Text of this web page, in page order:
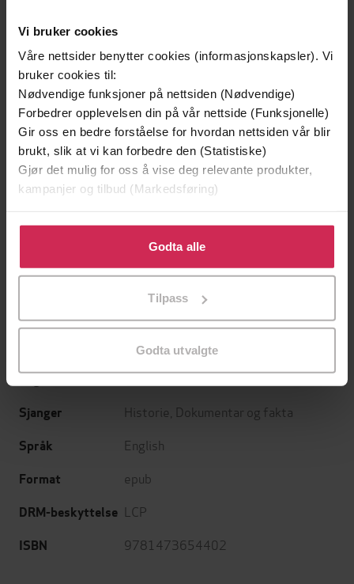
Vi bruker cookies
Våre nettsider benytter cookies (informasjonskapsler). Vi
bruker cookies til:
Nødvendige funksjoner på nettsiden (Nødvendige)
Forbedrer opplevelsen din på vår nettside (Funksjonelle)
Gir oss en bedre forståelse for hvordan nettsiden vår blir
brukt, slik at vi kan forbedre den (Statistiske)
Gjør det mulig for oss å vise deg relevante produkter,
kampanjer og tilbud (Markedsføring)
Klikk på «Godta alle» for å gi oss ditt samtykke til å
bruke cookies for alle disse formålene. Du kan også
tilpasse ditt samtykke til spesifikke formål ved å klikke
Godta alle
Tilpass
Godta utvalgte
199,-
Minnesota
EBOK
349,-
EBOK
John Murray
03.11.2016
Sjanger Historie Dokumentar og fakta
Språk English
Format epub
DRM-beskyttelse LCP
ISBN 9781473654402